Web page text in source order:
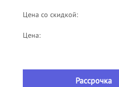
Цена со скидкой:
Цена:
Рассрочка